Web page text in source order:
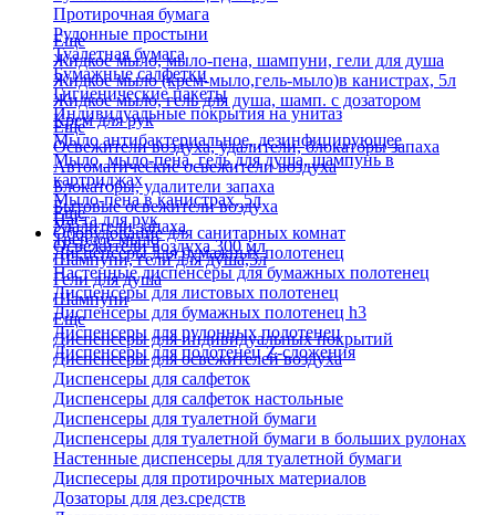
Протирочная бумага
Рулонные простыни
Туалетная бумага
Бумажные салфетки
Гигиенические пакеты
Индивидуальные покрытия на унитаз
Еще
Жидкое мыло, мыло-пена, шампуни, гели для душа
Жидкое мыло (крем-мыло,гель-мыло)в канистрах, 5л
Жидкое мыло, гель для душа, шамп. с дозатором
Крем для рук
Мыло антибактериальное, дезинфицирующее
Мыло, мыло-пена, гель для душа, шампунь в
картриджах
Мыло-пена в канистрах, 5л
Паста для рук
Твердое мыло
Шампуни, гели для душа,5л
Гели для душа
Шампуни
Еще
Освежители воздуха, удалители, блокаторы запаха
Автоматические освежители воздуха
Блокаторы, удалители запаха
Бытовые освежители воздуха
Удалители запаха
Освежители воздуха 300 мл
Еще
Оборудование для санитарных комнат
Диспенсеры для бумажных полотенец
Настенные диспенсеры для бумажных полотенец
Диспенсеры для листовых полотенец
Диспенсеры для бумажных полотенец h3
Диспенсеры для рулонных полотенец
Диспенсеры для полотенец Z-сложения
Еще
Диспенсеры для индивидуальных покрытий
Диспенсеры для освежителей воздуха
Диспенсеры для салфеток
Диспенсеры для салфеток настольные
Диспенсеры для туалетной бумаги
Диспенсеры для туалетной бумаги в больших рулонах
Настенные диспенсеры для туалетной бумаги
Диспесеры для протирочных материалов
Дозаторы для дез.средств